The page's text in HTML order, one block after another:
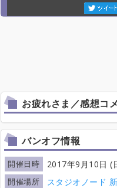
お疲れさま／感想コ
バンオフ情報
開催日時 2017年9月10日 (
開催場所 スタジオノード